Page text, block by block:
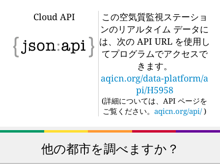
Cloud API
この空気質監視ステーショ
ンのリアルタイム データに
は、次の API URL を使用し
てプログラムでアクセスで
きます。
aqicn.org/data-platform/a
pi/H5958
(詳細については、API ページを
ご覧ください。 aqicn.org/api/ )
他の都市を調べますか？